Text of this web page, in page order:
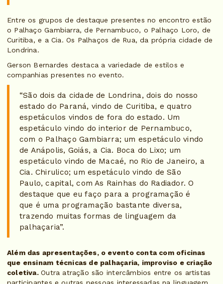
Entre os grupos de destaque presentes no encontro estão
o Palhaço Gambiarra, de Pernambuco, o Palhaço Loro, de
Curitiba, e a Cia. Os Palhaços de Rua, da própria cidade de
Londrina.
Gerson Bernardes destaca a variedade de estilos e
companhias presentes no evento.
“São dois da cidade de Londrina, dois do nosso
estado do Paraná, vindo de Curitiba, e quatro
espetáculos vindos de fora do estado. Um
espetáculo vindo do interior de Pernambuco,
com o Palhaço Gambiarra; um espetáculo vindo
de Anápolis, Goiás, a Cia. Boca do Lixo; um
espetáculo vindo de Macaé, no Rio de Janeiro, a
Cia. Chirulico; um espetáculo vindo de São
Paulo, capital, com As Rainhas do Radiador. O
destaque que eu faço para a programação é
que é uma programação bastante diversa,
trazendo muitas formas de linguagem da
palhaçaria”.
Além das apresentações, o evento conta com oficinas
que ensinam técnicas de palhaçaria, improviso e criação
coletiva.Outra atração são intercâmbios entre os artistas